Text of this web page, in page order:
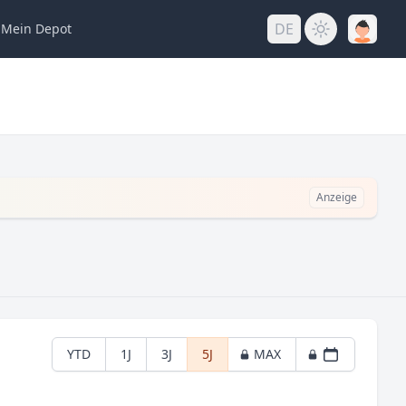
Mein Depot DE
Anzeige
YTD 1J 3J 5J MAX